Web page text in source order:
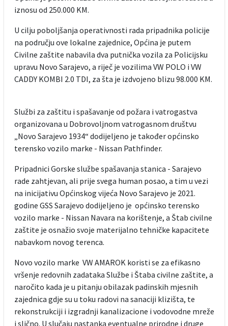
iznosu od 250.000 KM.
U cilju poboljšanja operativnosti rada pripadnika policije
na području ove lokalne zajednice, Općina je putem
Civilne zaštite nabavila dva putnička vozila za Policijsku
upravu Novo Sarajevo, a riječ je vozilima VW POLO i VW
CADDY KOMBI 2.0 TDI, za šta je izdvojeno blizu 98.000 KM.
Službi za zaštitu i spašavanje od požara i vatrogastva
organizovana u Dobrovoljnom vatrogasnom društvu
„Novo Sarajevo 1934“ dodijeljeno je također općinsko
terensko vozilo marke - Nissan Pathfinder.
Pripadnici Gorske službe spašavanja stanica - Sarajevo
rade zahtjevan, ali prije svega human posao, a tim u vezi
na inicijativu Općinskog vijeća Novo Sarajevo je 2021.
godine GSS Sarajevo dodijeljeno je općinsko terensko
vozilo marke - Nissan Navara na korištenje, a Štab civilne
zaštite je osnažio svoje materijalno tehničke kapacitete
nabavkom novog terenca.
Novo vozilo marke VW AMAROK koristi se za efikasno
vršenje redovnih zadataka Službe i Štaba civilne zaštite, a
naročito kada je u pitanju obilazak padinskih mjesnih
zajednica gdje su u toku radovi na sanaciji klizišta, te
rekonstrukciji i izgradnji kanalizacione i vodovodne mreže
i slično. U slučaju nastanka eventualne prirodne i druge